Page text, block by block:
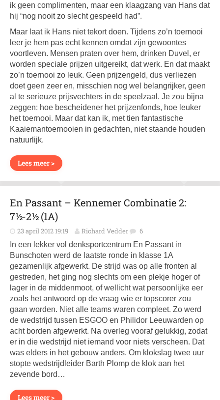
ik geen complimenten, maar een klaagzang van Hans dat
hij “nog nooit zo slecht gespeeld had”.
Maar laat ik Hans niet tekort doen. Tijdens zo’n toernooi
leer je hem pas echt kennen omdat zijn gewoontes
voortleven. Mensen praten over hem, drinken Duvel, er
worden speciale prijzen uitgereikt, dat werk. En dat maakt
zo’n toernooi zo leuk. Geen prijzengeld, dus verliezen
doet geen zeer en, misschien nog wel belangrijker, geen
al te serieuze prijsvechters in de speelzaal. Je zou bijna
zeggen: hoe bescheidener het prijzenfonds, hoe leuker
het toernooi. Maar dat kan ik, met tien fantastische
Kaaiemantoernooien in gedachten, niet staande houden
natuurlijk.
Lees meer >
En Passant – Kennemer Combinatie 2:
7½-2½ (1A)
23 april 2012 19:19 Richard Vedder 6
In een lekker vol denksportcentrum En Passant in
Bunschoten werd de laatste ronde in klasse 1A
gezamenlijk afgewerkt. De strijd was op alle fronten al
gestreden, het ging nog slechts om een plekje hoger of
lager in de middenmoot, of wellicht wat persoonlijke eer
zoals het antwoord op de vraag wie er topscorer zou
gaan worden. Niet alle teams waren compleet. Zo werd
de wedstrijd tussen ESGOO en Philidor Leeuwarden op
acht borden afgewerkt. Na overleg vooraf gelukkig, zodat
er in die wedstrijd niet iemand voor niets verscheen. Dat
was elders in het gebouw anders. Om klokslag twee uur
stopte wedstrijdleider Barth Plomp de klok aan het
zevende bord…
Lees meer >